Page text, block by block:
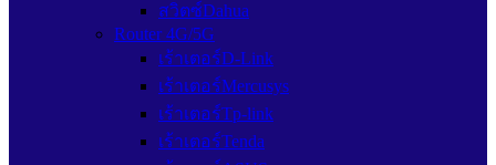
สวิตซ์Dahua
Router 4G/5G
เร้าเตอร์D-Link
เร้าเตอร์Mercusys
เร้าเตอร์Tp-link
เร้าเตอร์Tenda